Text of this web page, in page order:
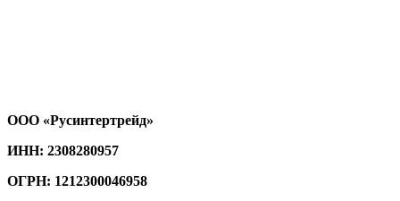
ООО «Русинтертрейд»
ИНН: 2308280957
ОГРН: 1212300046958